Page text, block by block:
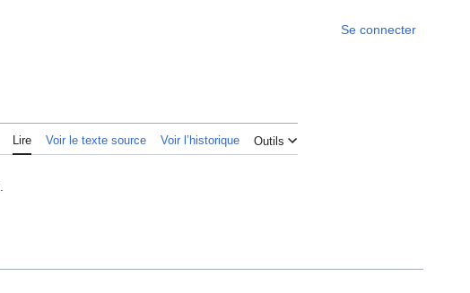
Se connecter
Lire Voir le texte source Voir l’historique Outils